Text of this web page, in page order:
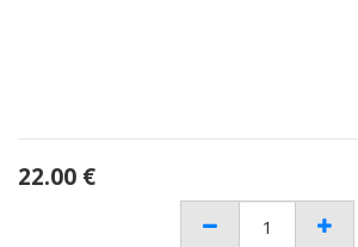
22.00 €